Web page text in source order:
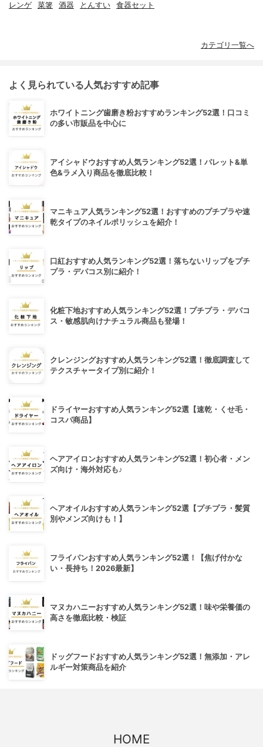
レンゲ 菜箸 酒器 とんすい 食器セット
カテゴリ一覧へ
よく見られている人気おすすめ記事
ホワイトニング歯磨き粉おすすめランキング52選！口コミ
の多い市販品を中心に
アイシャドウおすすめ人気ランキング52選！パレット&単
色&ラメ入り商品を徹底比較！
マニキュア人気ランキング52選！おすすめのプチプラや速
乾タイプのネイルポリッシュを紹介！
口紅おすすめ人気ランキング52選！落ちないリップをプチ
プラ・デパコス別に紹介！
化粧下地おすすめ人気ランキング52選！プチプラ・デパコ
ス・敏感肌向けナチュラル商品も登場！
クレンジングおすすめ人気ランキング52選！徹底調査して
テクスチャータイプ別に紹介！
ドライヤーおすすめ人気ランキング52選【速乾・くせ毛・
コスパ商品】
ヘアアイロンおすすめ人気ランキング52選！初心者・メン
ズ向け・海外対応も♪
ヘアオイルおすすめ人気ランキング52選【プチプラ・髪質
別やメンズ向けも！】
フライパンおすすめ人気ランキング52選！【焦げ付かな
い・長持ち！2026最新】
マヌカハニーおすすめ人気ランキング52選！味や栄養価の
高さを徹底比較・検証
ドッグフードおすすめ人気ランキング52選！無添加・アレ
ルギー対策商品を紹介
HOME